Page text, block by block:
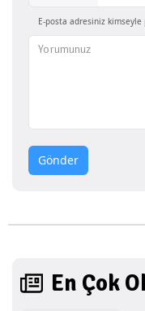
E-posta adresiniz kimseyle
Gönder
En Çok